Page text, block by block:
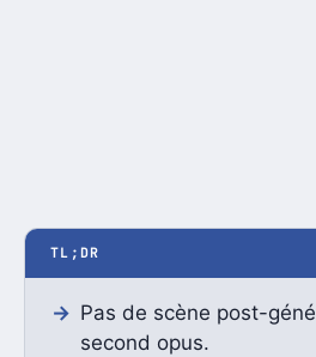
TL;DR
Pas de scène post-
second opus.